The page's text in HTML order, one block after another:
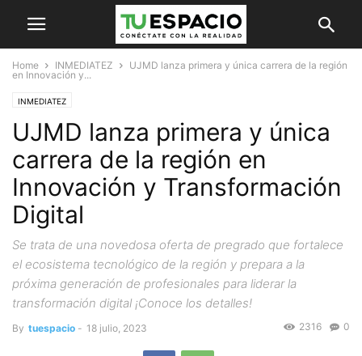
Home INMEDIATEZ
UJMD lanza primera y única carrera de la región
en Innovación y...
INMEDIATEZ
UJMD lanza primera y única
carrera de la región en
Innovación y Transformación
Digital
Se trata de una novedosa oferta de pregrado que fortalece
el ecosistema tecnológico de la región y prepara a la
próxima generación de profesionales para liderar la
transformación digital ¡Conoce los detalles!
By tuespacio - 18 julio, 2023 0
2316